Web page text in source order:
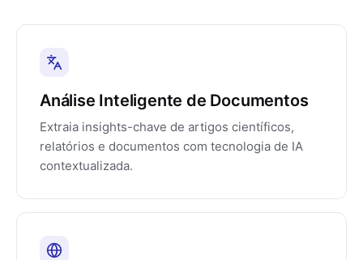
Análise Inteligente de Documentos
Extraia insights-chave de artigos científicos,
relatórios e documentos com tecnologia de IA
contextualizada.